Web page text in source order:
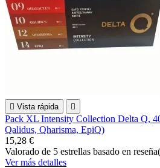
 Vista rápida 
Pack XL Intensity Collection Delta Q,
Qalidus, Qharisma, EpiQ)
15,28 €
Valorado de 5 estrellas basado en
Ver más detalles